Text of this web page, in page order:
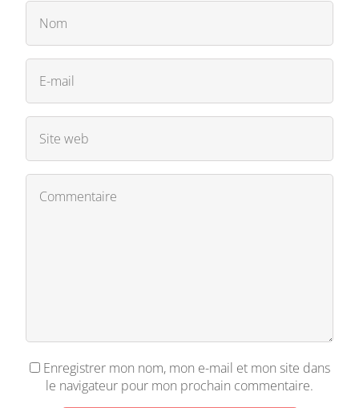
Enregistrer mon nom, mon e-mail et mon site dans
le navigateur pour mon prochain commentaire.